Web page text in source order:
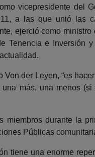
vicepresidente del
a las que unió las
ejerció como
Tenencia e Inversión
der Leyen, “es
más, una menos
miembros durante la
Públicas
tiene una enorme